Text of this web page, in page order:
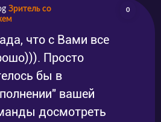
Зритель со
0
что с Вами все
Просто
бы в
вашей
досмотреть